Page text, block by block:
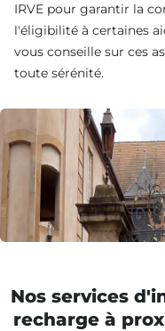
IRVE pour garantir la
l'éligibilité à certaines
vous conseille sur ces
toute sérénité.
Nos services
recharge à